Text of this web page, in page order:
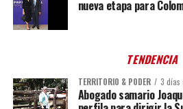
nueva etapa para
TENDENCIA
TERRITORIO & PODER 3 días
Abogado samario